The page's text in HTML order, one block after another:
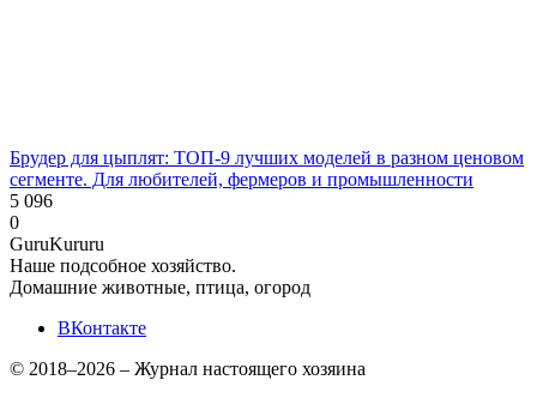
Брудер для цыплят: ТОП-9 лучших моделей в разном ценовом
сегменте. Для любителей, фермеров и промышленности
5 096
0
GuruKururu
Наше подсобное хозяйство.
Домашние животные, птица, огород
ВКонтакте
© 2018–2026 – Журнал настоящего хозяина